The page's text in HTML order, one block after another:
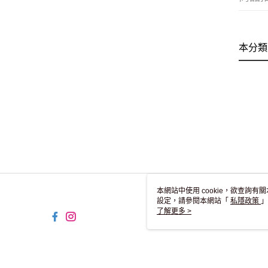
本分
本網站中使用 cookie，欲查詢有
設定，請參閱本網站「 私隱政策
用 cookie。
了解更多 >